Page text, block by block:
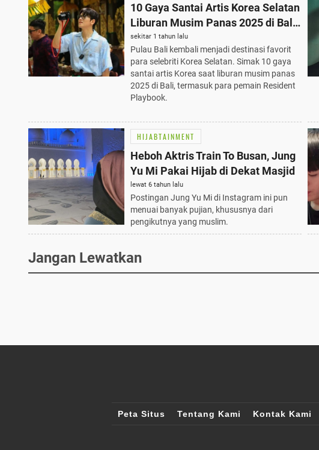
10 Gaya Santai Artis Korea Selatan
Liburan Musim Panas 2025 di Bali,
Destinasi Favorit Para Bintang
Resident Playbook
sekitar 1 tahun lalu
Pulau Bali kembali menjadi destinasi favorit
para selebriti Korea Selatan. Simak 10 gaya
santai artis Korea saat liburan musim panas
2025 di Bali, termasuk para pemain Resident
Playbook.
HIJABTAINMENT
Heboh Aktris Train To Busan, Jung
Yu Mi Pakai Hijab di Dekat Masjid
lewat 6 tahun lalu
Postingan Jung Yu Mi di Instagram ini pun
menuai banyak pujian, khususnya dari
pengikutnya yang muslim.
Jangan Lewatkan
Peta Situs Tentang Kami Kontak Kami